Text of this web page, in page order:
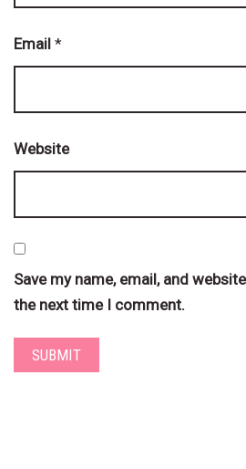
Email *
Website
Save my name, email, and
the next time I comment.